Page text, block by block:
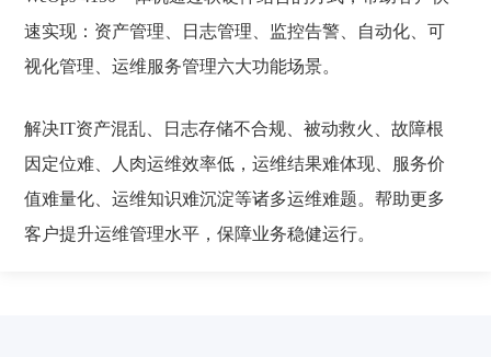
速实现：资产管理、日志管理、监控告警、自动化、可
视化管理、运维服务管理六大功能场景。
解决IT资产混乱、日志存储不合规、被动救火、故障根
因定位难、人肉运维效率低，运维结果难体现、服务价
值难量化、运维知识难沉淀等诸多运维难题。帮助更多
客户提升运维管理水平，保障业务稳健运行。